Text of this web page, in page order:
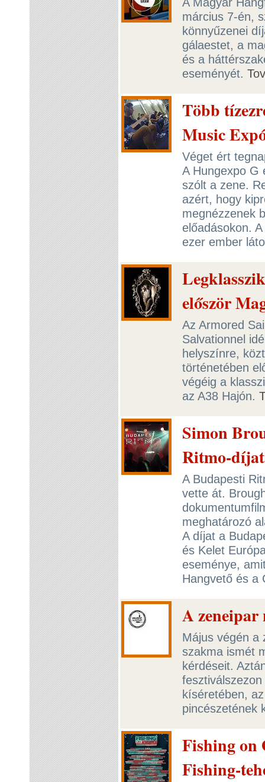
március 7-én,
könnyűzenei
gálaestet, a
és a
eseményét.
Több
Music
Véget ért
A Hungexpo G
szólt a zene.
azért, hogy
megnézzenek
előadásokon.
ezer ember
először
Az Armored
Salvationnel
helyszínre,
történetében
végéig a
az A38 Hajón.
Simon
Ritmo-díjat
A Budapesti
vette át.
meghatározó
A díjat a
és Kelet
eseménye,
Hangvető és a
A zeneipar
Május végén a
szakma ismét
kérdéseit.
kíséretében,
pincészetének
Fishing on
Fishing-